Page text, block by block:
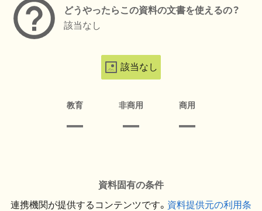
どうやったらこの資料の文書を使えるの？
該当なし
該当なし
教育 非商用 商用
資料固有の条件
連携機関が提供するコンテンツです。 資料提供元の利用条